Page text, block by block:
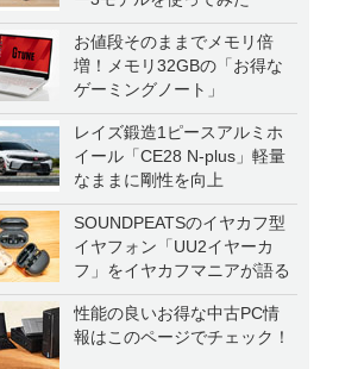
お値段そのままでメモリ倍
増！メモリ32GBの「お得な
ゲーミングノート」
レイズ鍛造1ピースアルミホ
イール「CE28 N-plus」軽量
なままに剛性を向上
SOUNDPEATSのイヤカフ型
イヤフォン「UU2イヤーカ
フ」をイヤカフマニアが語る
性能の良いお得な中古PC情
報はこのページでチェック！